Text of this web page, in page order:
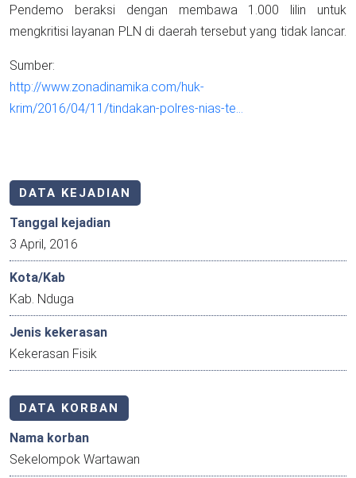
Pendemo beraksi dengan membawa 1.000 lilin untuk
mengkritisi layanan PLN di daerah tersebut yang tidak lancar.
Sumber:
http://www.zonadinamika.com/huk-
krim/2016/04/11/tindakan-polres-nias-te…
DATA KEJADIAN
Tanggal kejadian
3 April, 2016
Kota/Kab
Kab. Nduga
Jenis kekerasan
Kekerasan Fisik
DATA KORBAN
Nama korban
Sekelompok Wartawan